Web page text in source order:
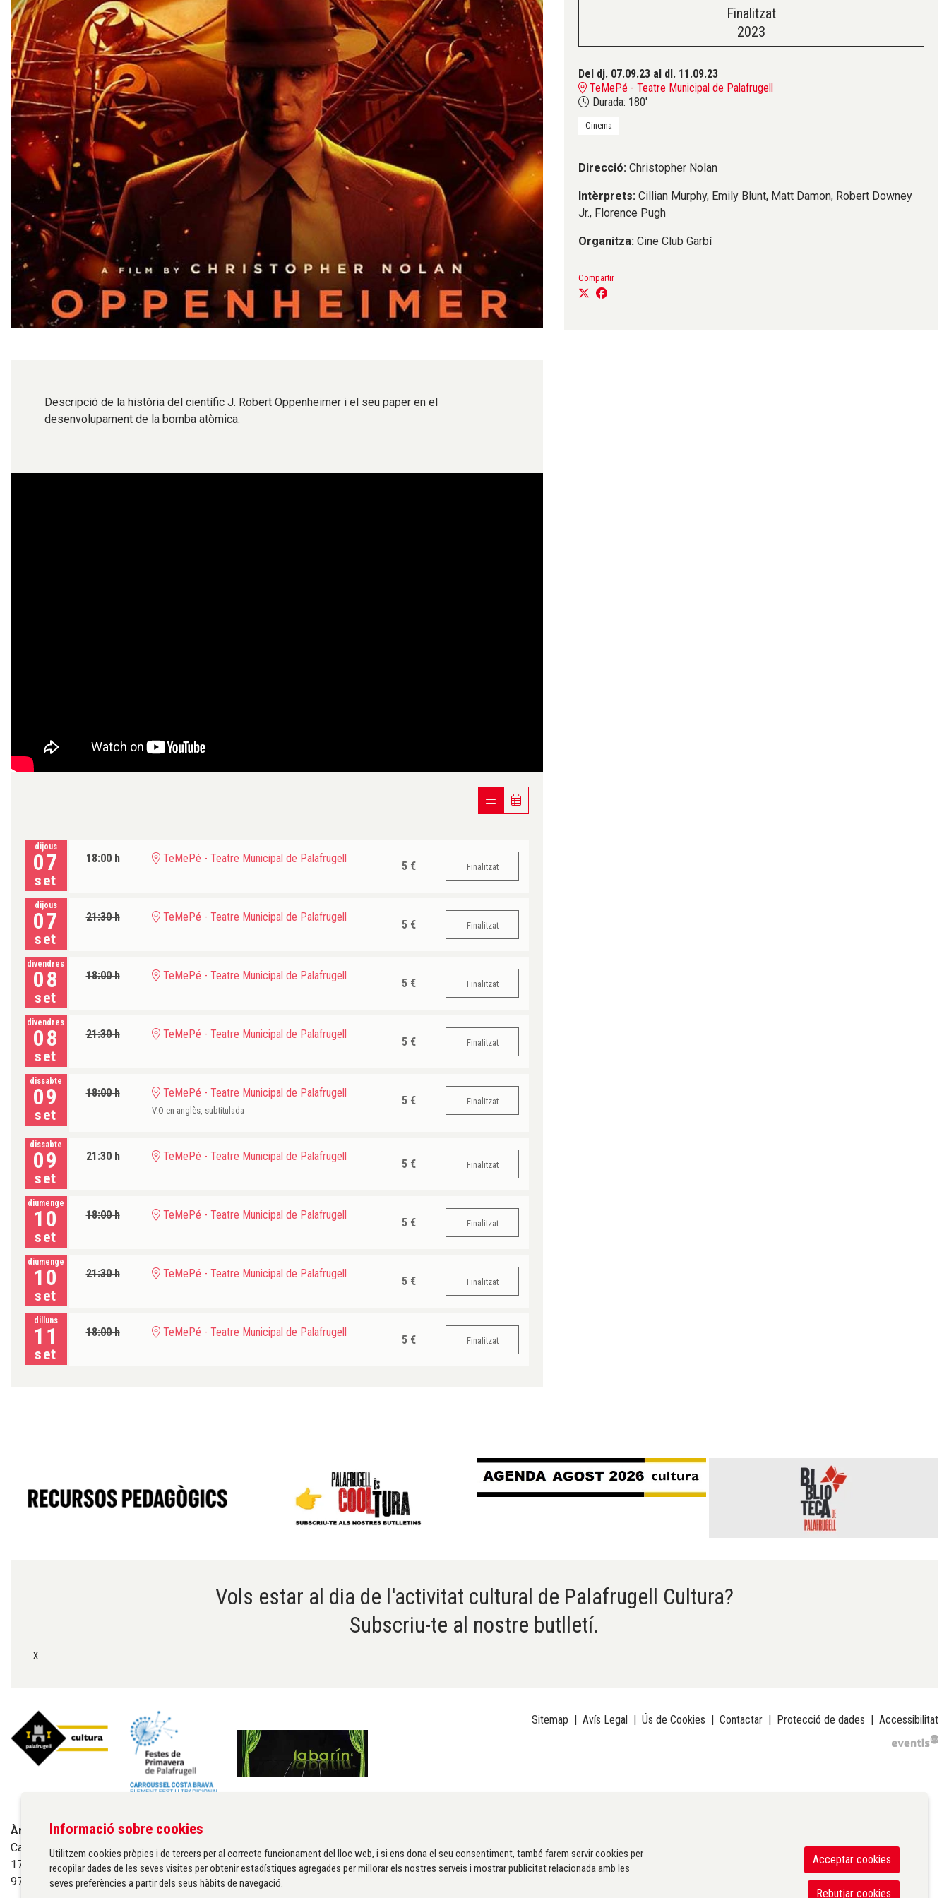
Finalitzat
2023
Del dj. 07.09.23 al dl. 11.09.23
TeMePé - Teatre Municipal de Palafrugell
Durada: 180'
Cinema
Direcció: Christopher Nolan
Intèrprets: Cillian Murphy, Emily Blunt, Matt Damon, Robert Downey
Jr., Florence Pugh
Organitza: Cine Club Garbí
Compartir
Descripció de la història del científic J. Robert Oppenheimer i el seu paper en el
desenvolupament de la bomba atòmica.
dijous
07
set
18:00 h TeMePé - Teatre Municipal de Palafrugell
5 € Finalitzat
dijous
07
set
21:30 h TeMePé - Teatre Municipal de Palafrugell
5 € Finalitzat
divendres
08
set
18:00 h TeMePé - Teatre Municipal de Palafrugell
5 € Finalitzat
divendres
08
set
21:30 h TeMePé - Teatre Municipal de Palafrugell
5 € Finalitzat
dissabte
09
set
18:00 h TeMePé - Teatre Municipal de Palafrugell
V.O en anglès, subtitulada
5 € Finalitzat
dissabte
09
set
21:30 h TeMePé - Teatre Municipal de Palafrugell
5 € Finalitzat
diumenge
10
set
18:00 h TeMePé - Teatre Municipal de Palafrugell
5 € Finalitzat
diumenge
10
set
21:30 h TeMePé - Teatre Municipal de Palafrugell
5 € Finalitzat
dilluns
11
set
18:00 h TeMePé - Teatre Municipal de Palafrugell
5 € Finalitzat
Vols estar al dia de l'activitat cultural de Palafrugell Cultura?
Subscriu-te al nostre butlletí.
x
Àrea de cultura de l'Ajuntament de Palafrugell
Carrer Santa Margarida, 1
17200 Palafrugell
972 611 172 ·cultura@palafrugell.cat
Sitemap Avís Legal Ús de Cookies Contactar Protecció de dades Accessibilitat
Informació sobre cookies
Utilitzem cookies pròpies i de tercers per al correcte funcionament del lloc web, i si ens dona el seu consentiment, també farem servir cookies per
recopilar dades de les seves visites per obtenir estadístiques agregades per millorar els nostres serveis i mostrar publicitat relacionada amb les
seves preferències a partir dels seus hàbits de navegació.
Acceptar cookies
Rebutjar cookies